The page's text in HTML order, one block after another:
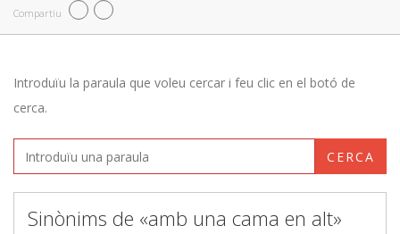
Compartiu
Introduïu la paraula que voleu cercar i feu clic en el botó de
cerca.
CERCA
Sinònims de «amb una cama en alt»